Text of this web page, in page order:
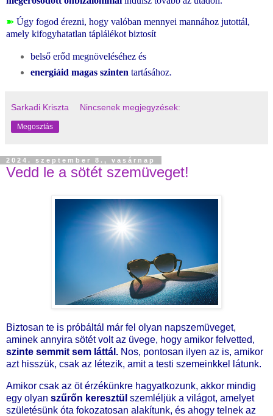
➽ Úgy fogod érezni, hogy valóban mennyei mannához jutottál,
amely kifogyhatatlan táplálékot biztosít
belső erőd megnöveléséhez és
energiáid magas szinten tartásához.
Sarkadi Kriszta Nincsenek megjegyzések:
Megosztás
2024. szeptember 8., vasárnap
Vedd le a sötét szemüveget!
Biztosan te is próbáltál már fel olyan napszemüveget,
aminek annyira sötét volt az üvege, hogy amikor felvetted,
szinte semmit sem láttál. Nos, pontosan ilyen az is, amikor
azt hisszük, csak az létezik, amit a testi szemeinkkel látunk.
Amikor csak az öt érzékünkre hagyatkozunk, akkor mindig
egy olyan szűrőn keresztül szemléljük a világot, amelyet
születésünk óta fokozatosan alakítunk, és ahogy telnek az